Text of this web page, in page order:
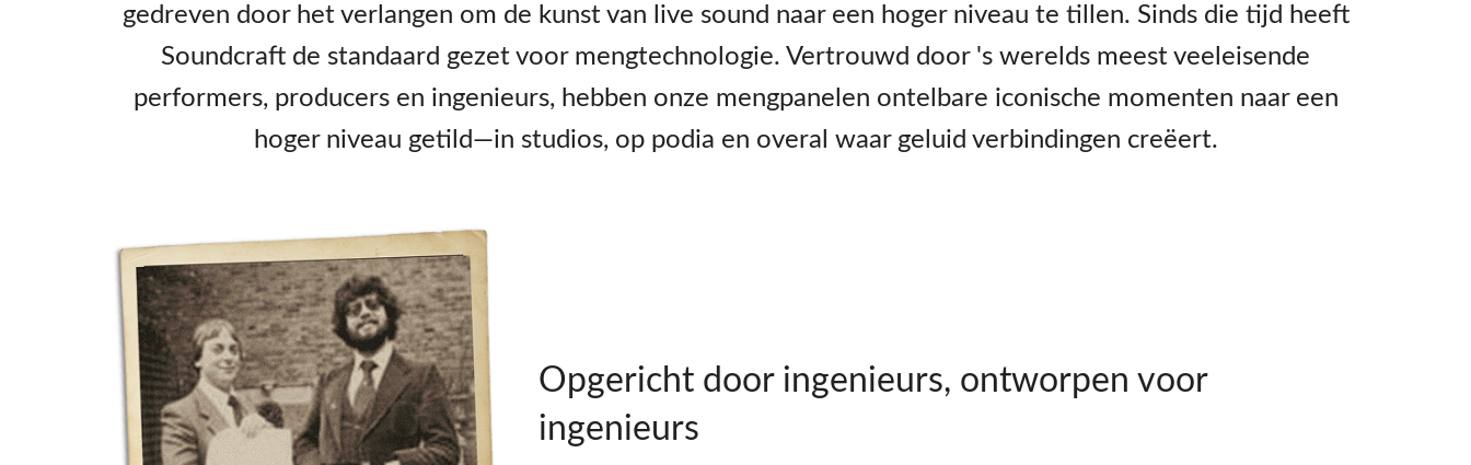
gedreven door het verlangen om de kunst van live sound naar een hoger niveau te tillen. Sinds die tijd heeft
Soundcraft de standaard gezet voor mengtechnologie. Vertrouwd door 's werelds meest veeleisende
performers, producers en ingenieurs, hebben onze mengpanelen ontelbare iconische momenten naar een
hoger niveau getild—in studios, op podia en overal waar geluid verbindingen creëert.
Opgericht door ingenieurs, ontworpen voor
ingenieurs